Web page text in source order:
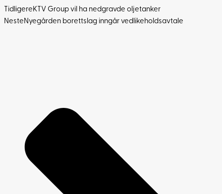
Tidligere KTV Group vil ha nedgravde oljetanker
Neste Nyegården borettslag inngår vedlikeholdsavtale